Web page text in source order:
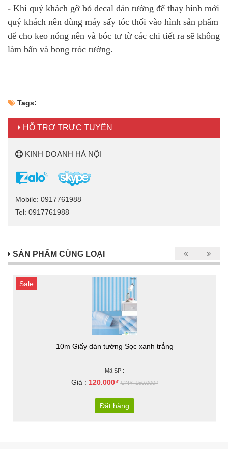
- Khi quý khách gỡ bỏ decal dán tường để thay hình mới
quý khách nên dùng máy sấy tóc thổi vào hình sản phẩm
để cho keo nóng nên và bóc tư từ các chi tiết ra sẽ không
làm bẩn và bong tróc tường.
Tags:
HỖ TRỢ TRỰC TUYẾN
KINH DOANH HÀ NỘI
Mobile: 0917761988
Tel: 0917761988
SẢN PHẨM CÙNG LOẠI
Sale
10m Giấy dán tường Sọc xanh trắng
Mã SP :
Giá : 120.000₫GNY: 150.000₫
Đặt hàng